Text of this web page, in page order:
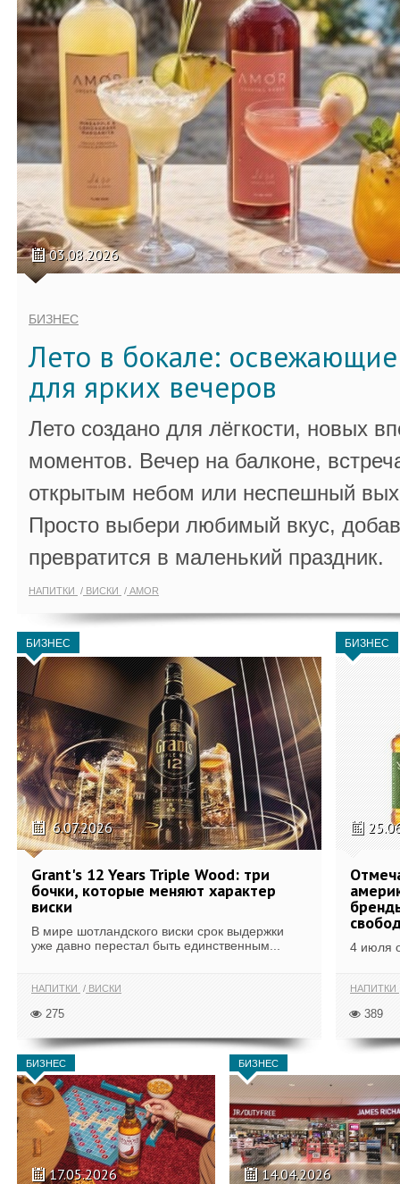
03.08.2026
БИЗНЕС
Лето в бокале:
для ярких вечеров
Лето создано для лёгкости, новых
моментов. Вечер на балконе,
открытым небом или неспешный
Просто выбери любимый вкус,
превратится в маленький праздник.
НАПИТКИ ВИСКИ AMOR
БИЗНЕС
6.07.2026
Grant's 12 Years Triple Wood: три
бочки, которые меняют характер
виски
В мире шотландского виски срок выдержки
уже давно перестал быть единственным...
НАПИТКИ ВИСКИ
275
БИЗНЕС
4 июля
НАПИТКИ
389
БИЗНЕС
17.05.2026
БИЗНЕС
14.04.2026